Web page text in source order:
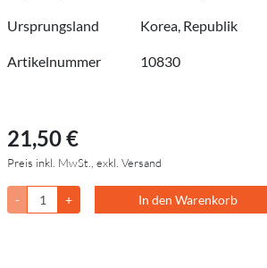
Ursprungsland Korea, Republik
Artikelnummer 10830
21,50 €
Preis inkl. MwSt., exkl. Versand
- + In den Warenkorb